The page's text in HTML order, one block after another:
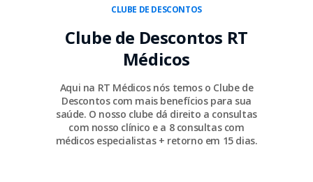
CLUBE DE DESCONTOS
Clube de Descontos RT
Médicos
Aqui na RT Médicos nós temos o Clube de
Descontos com mais benefícios para sua
saúde. O nosso clube dá direito a consultas
com nosso clínico e a 8 consultas com
médicos especialistas + retorno em 15 dias.